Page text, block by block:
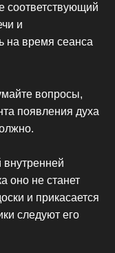
соответствующий
и
на время сеанса
вопросы,
появления духа
оно не станет
и прикасается
следуют его